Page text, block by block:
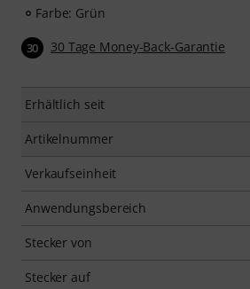
Farbe: Grün
30 30 Tage Money-Back-Garantie
Erhältlich seit
Artikelnummer
Verkaufseinheit
Anwendungsbereich
Stecker von
Stecker auf